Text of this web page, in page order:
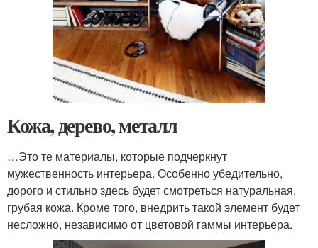
Кожа, дерево, металл
…Это те материалы, которые подчеркнут
мужественность интерьера. Особенно убедительно,
дорого и стильно здесь будет смотреться натуральная,
грубая кожа. Кроме того, внедрить такой элемент будет
несложно, независимо от цветовой гаммы интерьера.